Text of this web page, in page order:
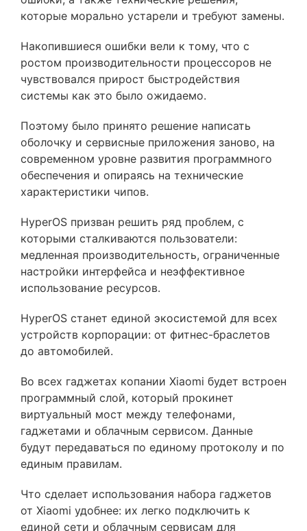
которые морально устарели и требуют замены.
Накопившиеся ошибки вели к тому, что с
ростом производительности процессоров не
чувствовался прирост быстродействия
системы как это было ожидаемо.
Поэтому было принято решение написать
оболочку и сервисные приложения заново, на
современном уровне развития программного
обеспечения и опираясь на технические
характеристики чипов.
HyperOS призван решить ряд проблем, с
которыми сталкиваются пользователи:
медленная производительность, ограниченные
настройки интерфейса и неэффективное
использование ресурсов.
HyperOS станет единой экосистемой для всех
устройств корпорации: от фитнес-браслетов
до автомобилей.
Во всех гаджетах копании Xiaomi будет встроен
программный слой, который прокинет
виртуальный мост между телефонами,
гаджетами и облачным сервисом. Данные
будут передаваться по единому протоколу и по
единым правилам.
Что сделает использования набора гаджетов
от Xiaomi удобнее: их легко подключить к
единой сети и облачным сервисам для